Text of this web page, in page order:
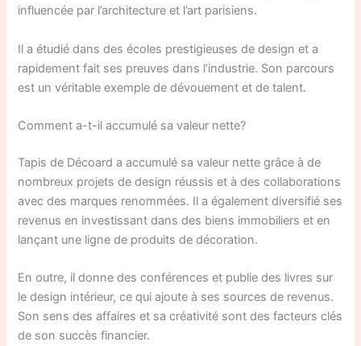
influencée par l’architecture et l’art parisiens.
Il a étudié dans des écoles prestigieuses de design et a
rapidement fait ses preuves dans l’industrie. Son parcours
est un véritable exemple de dévouement et de talent.
Comment a-t-il accumulé sa valeur nette?
Tapis de Décoard a accumulé sa valeur nette grâce à de
nombreux projets de design réussis et à des collaborations
avec des marques renommées. Il a également diversifié ses
revenus en investissant dans des biens immobiliers et en
lançant une ligne de produits de décoration.
En outre, il donne des conférences et publie des livres sur
le design intérieur, ce qui ajoute à ses sources de revenus.
Son sens des affaires et sa créativité sont des facteurs clés
de son succès financier.